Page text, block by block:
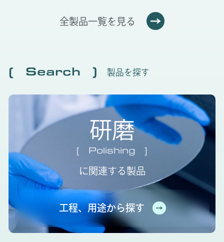
全製品一覧を見る
Search 製品を探す
研磨
Polishing
に関連する製品
工程、用途から探す